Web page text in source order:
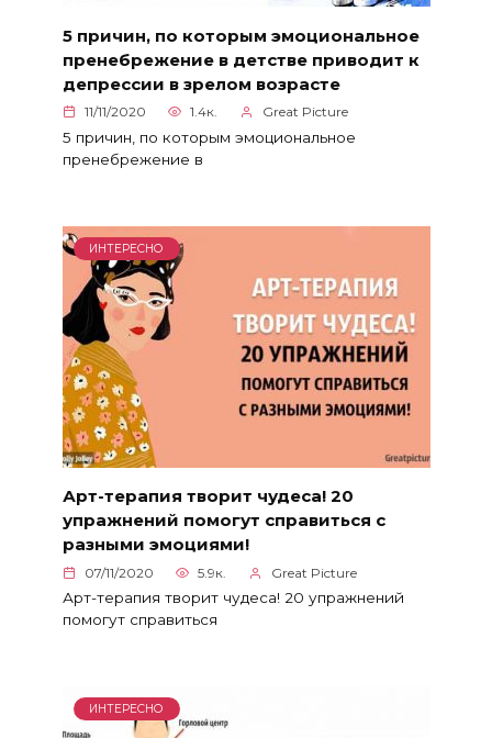
5 причин, по которым эмоциональное
пренебрежение в детстве приводит к
депрессии в зрелом возрасте
11/11/2020 1.4к. Great Picture
5 причин, по которым эмоциональное
пренебрежение в
ИНТЕРЕСНО
Арт-терапия творит чудеса! 20
упражнений помогут справиться с
разными эмоциями!
07/11/2020 5.9к. Great Picture
Арт-терапия творит чудеса! 20 упражнений
помогут справиться
ИНТЕРЕСНО